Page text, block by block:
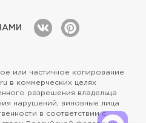
или частичное копирование
в коммерческих целях
разрешения владельца
нарушений, виновные лица
в соответствии с